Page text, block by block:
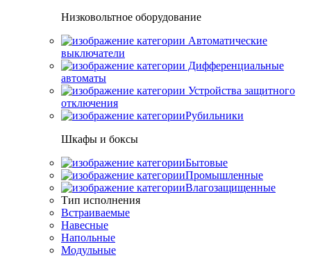
Низковольтное оборудование
Автоматические
выключатели
Дифференциальные
автоматы
Устройства защитного
отключения
Рубильники
Шкафы и боксы
Бытовые
Промышленные
Влагозащищенные
Тип исполнения
Встраиваемые
Навесные
Напольные
Модульные